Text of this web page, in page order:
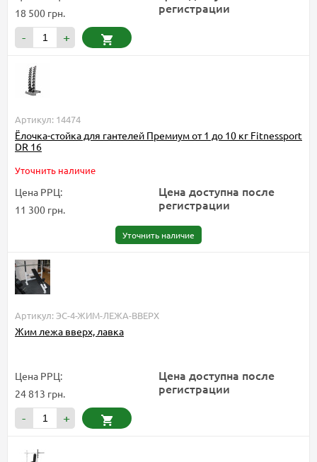
18 500 грн.
регистрации
- +
Артикул: 14474
Ёлочка-стойка для гантелей Премиум от 1 до 10 кг Fitnessport
DR 16
Уточнить наличие
Цена РРЦ:
11 300 грн.
Цена доступна после
регистрации
Уточнить наличие
Артикул: ЭС-4-ЖИМ-ЛЕЖА-ВВЕРХ
Жим лежа вверх, лавка
Цена РРЦ:
24 813 грн.
Цена доступна после
регистрации
- +